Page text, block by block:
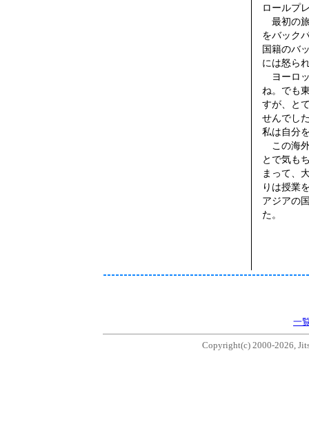
ロールプ
最初の
をバック
国籍のバ
には怒ら
ヨーロ
ね。でも
すが、と
せんでし
私は自分
この海
とで気も
まって、
りは授業
アジアの
た。
一
Copyright(c) 2000-2026,